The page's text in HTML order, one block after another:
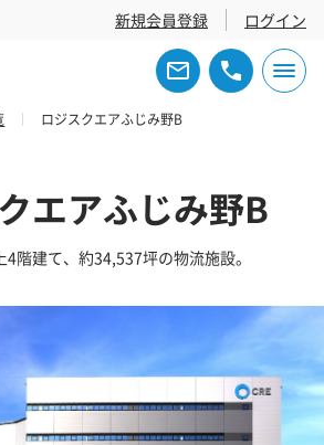
新規会員登録 ログイン
ロジスクエアふじみ野B
エアふじみ野B
階建て、約34,537坪の物流施設。